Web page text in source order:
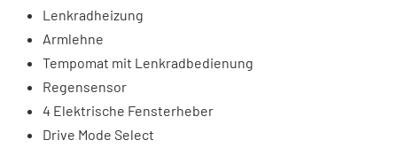
Lenkradheizung
Armlehne
Tempomat mit Lenkradbedienung
Regensensor
4 Elektrische Fensterheber
Drive Mode Select